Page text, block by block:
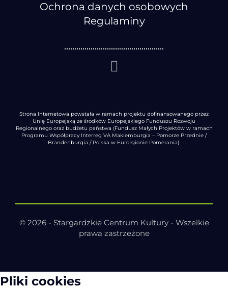
Ochrona danych osobowych
Regulaminy
Strona Internetowa powstała w ramach projektu dofinansowanego przez
Unię Europejską ze środków Europejskiego Funduszu Rozwoju
Regionalnego oraz budżetu państwa (Fundusz Małych Projektów w ramach
Programu Współpracy Interreg VA Maklemburgia – Pomorze Przednie /
Brandenburgia / Polska w Eurorgionie Pomerania).
© 2026 - Stargardzkie Centrum Kultury - Wszelkie
prawa zastrzeżone
Pliki cookies